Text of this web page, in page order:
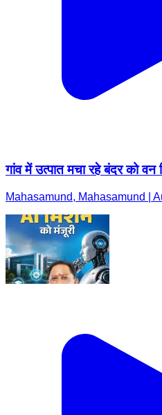
गांव में उत्पात मचा रहे बंदर को वन
Mahasamund, Mahasamund |